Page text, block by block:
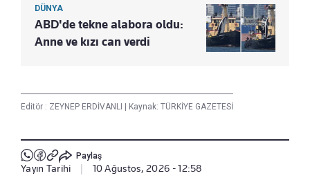
DÜNYA
ABD'de tekne alabora oldu:
Anne ve kızı can verdi
Editör : ZEYNEP ERDİVANLI Kaynak: TÜRKİYE GAZETESİ
Paylaş
Yayın Tarihi 10 Ağustos, 2026 - 12:58